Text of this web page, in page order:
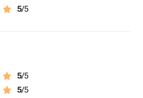
5/5
5/5
5/5